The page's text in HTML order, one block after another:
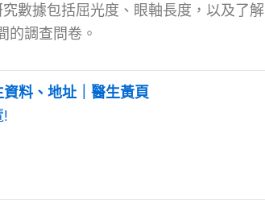
數據包括屈光度、眼軸長度，以及了解
的調查問卷。
料、地址｜醫生黃頁
!